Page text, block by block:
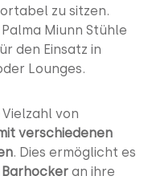
zu sitzen.
Miunn Stühle
den Einsatz in
Lounges.
von
verschiedenen
. Dies ermöglicht es
an ihre